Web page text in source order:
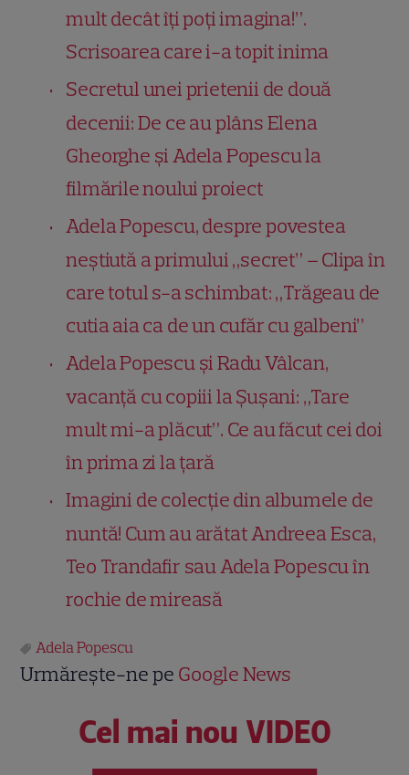
mult decât îți poți imagina!”.
Scrisoarea care i-a topit inima
Secretul unei prietenii de două
decenii: De ce au plâns Elena
Gheorghe și Adela Popescu la
filmările noului proiect
Adela Popescu, despre povestea
neștiută a primului „secret” – Clipa în
care totul s-a schimbat: „Trăgeau de
cutia aia ca de un cufăr cu galbeni”
Adela Popescu și Radu Vâlcan,
vacanță cu copiii laȘușani: „Tare
mult mi-a plăcut”. Ce au făcut cei doi
în prima zi la țară
Imagini de colecție din albumele de
nuntă! Cum au arătat Andreea Esca,
Teo Trandafir sau Adela Popescu în
rochie de mireasă
Adela Popescu
Urmărește-ne pe Google News
Cel mai nou VIDEO